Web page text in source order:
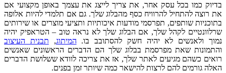
בדיוק כמו בכל עסק אחר, את צריך לייצג את עצמך באופן מקצועי אם
את רוצה להתחיל להרוויח כסף מהבלוג שלך. גם אם תלמדי להיות אלופה
בתוכניות שותפים, תפרסמי מודעות איכותיות ותציעי מוצרים או שירותים
שרלוונטיים לקהל שלך, אם הבלוג שלך לא נראה טוב – הטראפיק יהיה
נמוך ולאנשים לא יהיה חשק להסתובב בו. המיתוג, תבנית העיצוב
והתמונות שאת מפרסמת בבלוג שלך הם הדברים הראשונים שאנשים
רואים כשהם מגיעים לאתר שלך, אז את צריכה לוודא ששלושת הדברים
האלה גורמים להם לרצות להישאר כמה שיותר זמן בפנים.